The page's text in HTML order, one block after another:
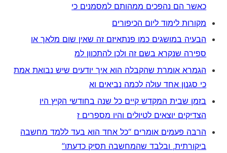
כאשר הם נהפכים ממהותם למסמנים כי
מקורות לימוד ליום הכיפורים
הבעיה במושגים כמו פנתאיזם זה שאין שום מלאך או
ספירה שנקרא בשם זה ולכן להתכוון למ
הגמרא אומרת שהקבלה הוא איך יודעים שיש נבואת אמת
כי סגנון אחד עולה לכמה נביאים וא
בזמן שבית המקדש קיים כל שנה בחודשי הקיץ היו
הצדיקים יוצאים לטיולים והיו מספרים ז
הרבה פעמים אומרים “כל אחד הוא בעד ללמד מחשבה
ביקורתית, ובלבד שהמחשבה תסיק כדעתו”